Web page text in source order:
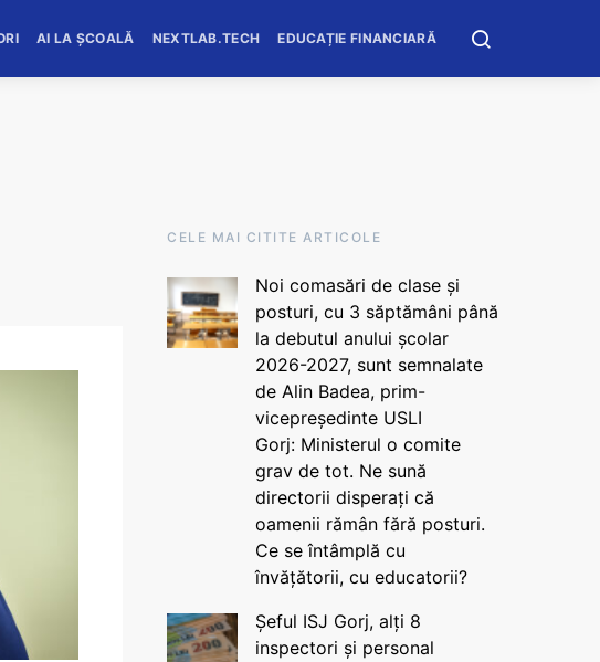
AI LA ȘCOALĂ NEXTLAB.TECH EDUCAȚIE FINANCIARĂ
CELE MAI CITITE ARTICOLE
Noi comasări de clase și
posturi, cu 3 săptămâni până
la debutul anului școlar
2026-2027, sunt semnalate
de Alin Badea, prim-
vicepreședinte USLI
Gorj: Ministerul o comite
grav de tot. Ne sună
directorii disperați că
oamenii rămân fără posturi.
Ce se întâmplă cu
învățătorii, cu educatorii?
Șeful ISJ Gorj, alți 8
inspectori și personal